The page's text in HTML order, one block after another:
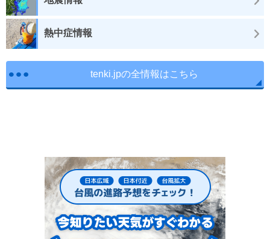
熱中症情報
tenki.jpの全情報はこちら